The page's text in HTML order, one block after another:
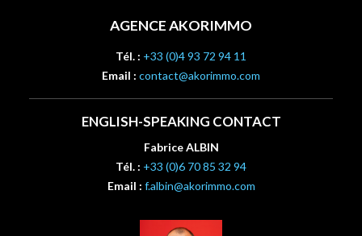
AGENCE AKORIMMO
Tél. : +33 (0)4 93 72 94 11
Email : contact@akorimmo.com
ENGLISH-SPEAKING CONTACT
Fabrice ALBIN
Tél. : +33 (0)6 70 85 32 94
Email : f.albin@akorimmo.com